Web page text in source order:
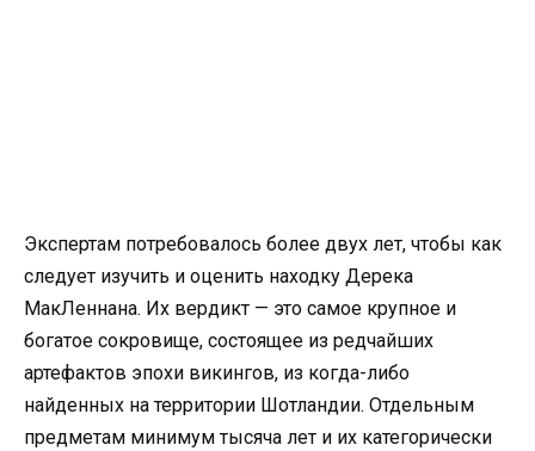
Экспертам потребовалось более двух лет, чтобы как
следует изучить и оценить находку Дерека
МакЛеннана. Их вердикт — это самое крупное и
богатое сокровище, состоящее из редчайших
артефактов эпохи викингов, из когда-либо
найденных на территории Шотландии. Отдельным
предметам минимум тысяча лет и их категорически